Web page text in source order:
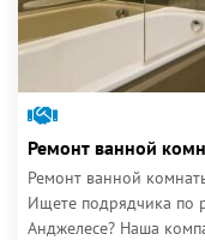
Ремонт ванной
Ремонт ванной
Ищете подрядчика по
Анджелесе? Наша